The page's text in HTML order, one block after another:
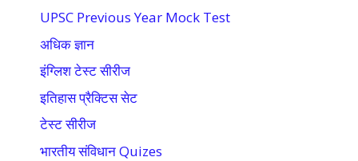
UPSC Previous Year Mock Test
अधिक ज्ञान
इंग्लिश टेस्ट सीरीज
इतिहास प्रैक्टिस सेट
टेस्ट सीरीज
भारतीय संविधान Quizes